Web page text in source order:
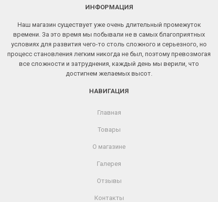
ИНФОРМАЦИЯ
Наш магазин существует уже очень длительный промежуток
времени. За это время мы побывали не в самых благоприятных
условиях для развития чего-то столь сложного и серьезного, но
процесс становления легким никогда не был, поэтому превозмогая
все сложности и затруднения, каждый день мы верили, что
достигнем желаемых высот.
НАВИГАЦИЯ
Главная
Товары
О магазине
Галерея
Отзывы
Контакты